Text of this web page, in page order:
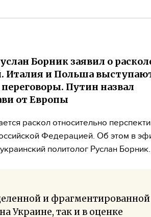
Борник заявил о
Италия и Польша
Путин назвал
от Европы
раскол относительно
Федерацией. Об этом в
политолог Руслан Борник.
и фрагментированной
Украине, так и в оценке